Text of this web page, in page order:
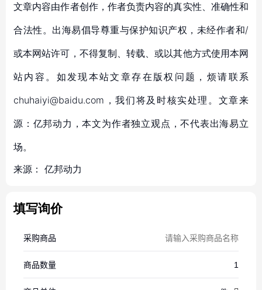
文章内容由作者创作，作者负责内容的真实性、准确性和
合法性。出海易倡导尊重与保护知识产权，未经作者和/
或本网站许可，不得复制、转载、或以其他方式使用本网
站内容。如发现本站文章存在版权问题，烦请联系
chuhaiyi@baidu.com，我们将及时核实处理。文章来
源：亿邦动力，本文为作者独立观点，不代表出海易立
场。
来源： 亿邦动力
填写询价